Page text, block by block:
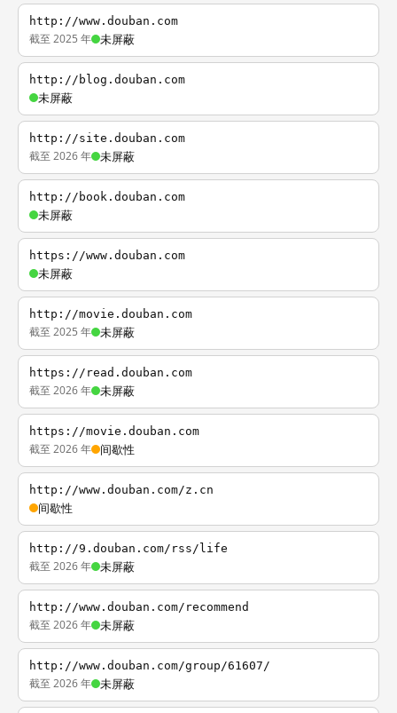
http://www.douban.com
截至 2025 年 未屏蔽
http://blog.douban.com
未屏蔽
http://site.douban.com
截至 2026 年 未屏蔽
http://book.douban.com
未屏蔽
https://www.douban.com
未屏蔽
http://movie.douban.com
截至 2025 年 未屏蔽
https://read.douban.com
截至 2026 年 未屏蔽
https://movie.douban.com
截至 2026 年 间歇性
http://www.douban.com/z.cn
间歇性
http://9.douban.com/rss/life
截至 2026 年 未屏蔽
http://www.douban.com/recommend
截至 2026 年 未屏蔽
http://www.douban.com/group/61607/
截至 2026 年 未屏蔽